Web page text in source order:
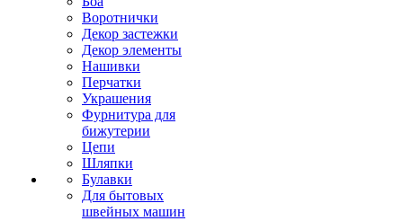
Воротнички
Декор застежки
Декор элементы
Нашивки
Перчатки
Украшения
Фурнитура для
бижутерии
Цепи
Шляпки
Булавки
Для бытовых
швейных машин